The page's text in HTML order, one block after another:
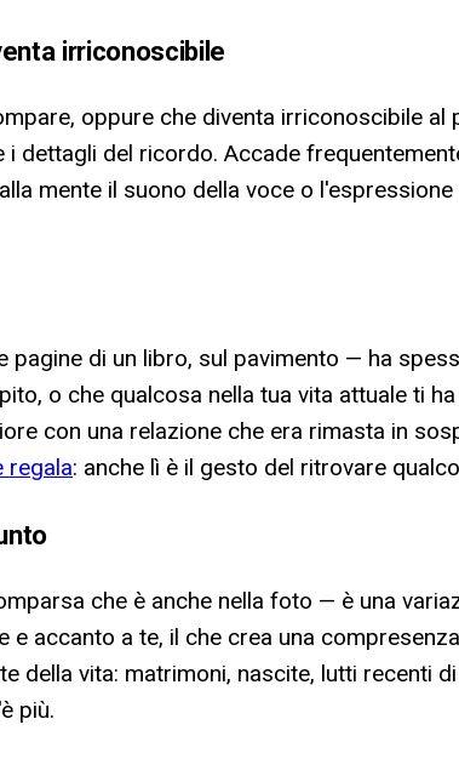
irriconoscibile
oppure che diventa irriconoscibile
dettagli del ricordo. Accade
mente il suono della voce o
di un libro, sul pavimento — ha
o che qualcosa nella tua vita attuale ti
con una relazione che era rimasta in
regala: anche lì è il gesto del ritrovare
che è anche nella foto — è una
accanto a te, il che crea una
della vita: matrimoni, nascite, lutti recenti
più.